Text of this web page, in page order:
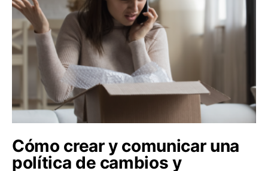
Cómo crear y comunicar una
política de cambios y